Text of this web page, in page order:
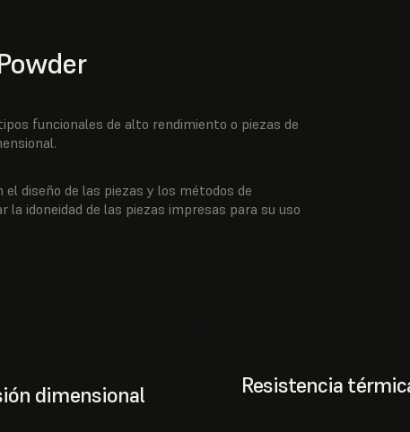
funcionales de alto rendimiento o piezas de
diseño de las piezas y los métodos de
idoneidad de las piezas impresas para su uso
dimensional Resistencia